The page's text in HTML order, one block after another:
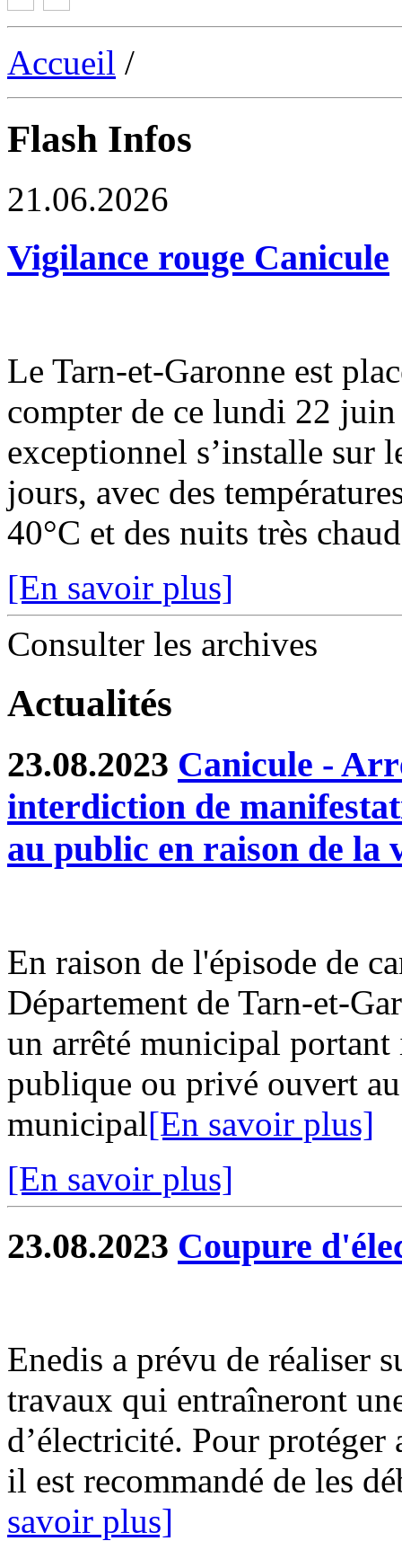
Accueil /
Flash Infos
21.06.2026
Vigilance rouge Canicule
Le Tarn-et-Garonne est
compter de ce lundi 22
exceptionnel s’installe sur
jours, avec des
40°C et des nuits très
[En savoir plus]
Consulter les archives
Actualités
23.08.2023 Canicule -
interdiction de
au public en raison de la
En raison de l'épisode de
Département de Tarn-et-
un arrêté municipal
publique ou privé ouvert
municipal[En savoir plus]
[En savoir plus]
23.08.2023 Coupure
Enedis a prévu de réaliser
travaux qui entraîneront
d’électricité. Pour protéger
il est recommandé de les
savoir plus]